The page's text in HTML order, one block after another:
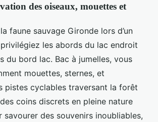
des oiseaux, mouettes et
faune sauvage Gironde lors d’un
les abords du lac endroit
du bord lac. Bac à jumelles, vous
mouettes, sternes, et
pistes cyclables traversant la forêt
coins discrets en pleine nature
savourer des souvenirs inoubliables,